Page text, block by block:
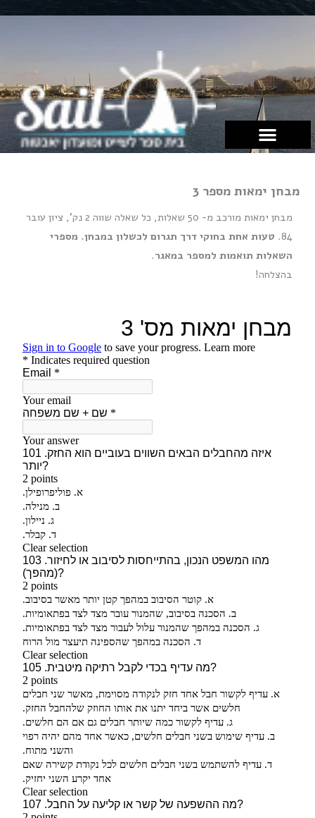
דילוג
מבחן ימאות מספר 3
מבחן ימאות מורכב מ- 50 שאלות, כל שאלה שווה 2 נק', ציון עובר
84. טעות אחת בחוקי דרך תגרום לכשלון במבחן. מספרי
השאלות תואמות למספר במאגר.
בהצלחה!